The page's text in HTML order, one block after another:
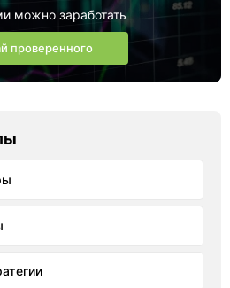
можно заработать
проверенного